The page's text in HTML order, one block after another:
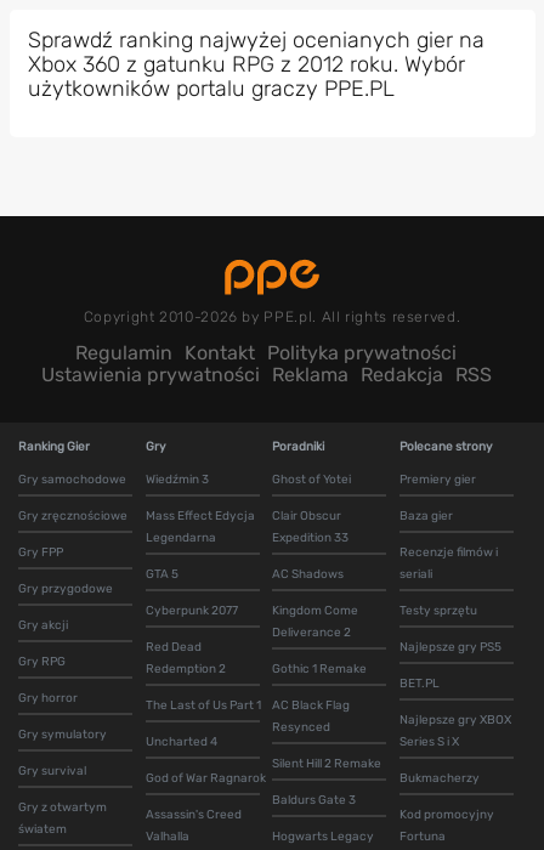
Sprawdź ranking najwyżej ocenianych gier na
Xbox 360 z gatunku RPG z 2012 roku. Wybór
użytkowników portalu graczy PPE.PL
Copyright 2010-2026 by PPE.pl. All rights reserved.
Regulamin Kontakt Polityka prywatności
Ustawienia prywatności
Reklama Redakcja RSS
Ranking Gier
Gry samochodowe
Gry zręcznościowe
Gry FPP
Gry przygodowe
Gry akcji
Gry RPG
Gry horror
Gry symulatory
Gry survival
Gry z otwartym
światem
Gry
Wiedźmin 3
Mass Effect Edycja
Legendarna
GTA 5
Cyberpunk 2077
Red Dead
Redemption 2
The Last of Us Part 1
Uncharted 4
God of War Ragnarok
Assassin's Creed
Valhalla
Poradniki
Ghost of Yotei
Clair Obscur
Expedition 33
AC Shadows
Kingdom Come
Deliverance 2
Gothic 1 Remake
AC Black Flag
Resynced
Silent Hill 2 Remake
Baldurs Gate 3
Hogwarts Legacy
Polecane strony
Premiery gier
Baza gier
Recenzje filmów i
seriali
Testy sprzętu
Najlepsze gry PS5
BET.PL
Najlepsze gry XBOX
Series S i X
Bukmacherzy
Kod promocyjny
Fortuna